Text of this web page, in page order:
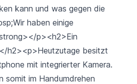
kann und was gegen die
haben einige
p><h2>Ein
h2><p>Heutzutage besitzt
mit integrierter Kamera.
somit im Handumdrehen